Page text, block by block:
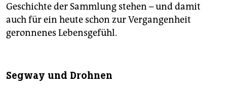
Geschichte der Sammlung stehen – und damit
auch für ein heute schon zur Vergangenheit
geronnenes Lebensgefühl.
Segway und Drohnen